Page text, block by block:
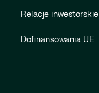
Relacje inwestorskie
Dofinansowania UE